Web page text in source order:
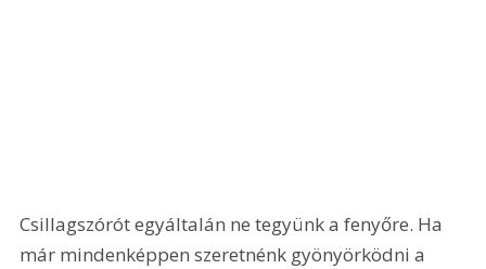
Csillagszórót egyáltalán ne tegyünk a fenyőre. Ha
már mindenképpen szeretnénk gyönyörködni a